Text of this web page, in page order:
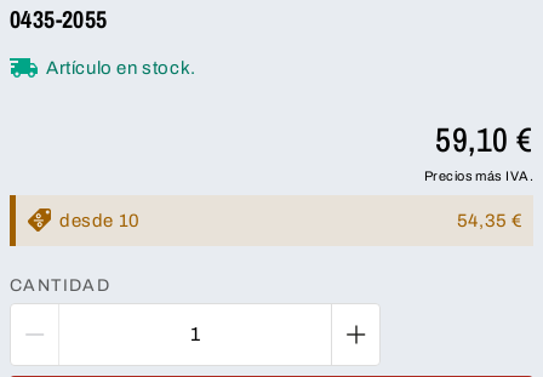
0435-2055
Artículo en stock.
59,10 €
Precios más IVA.
desde 10 54,35 €
CANTIDAD